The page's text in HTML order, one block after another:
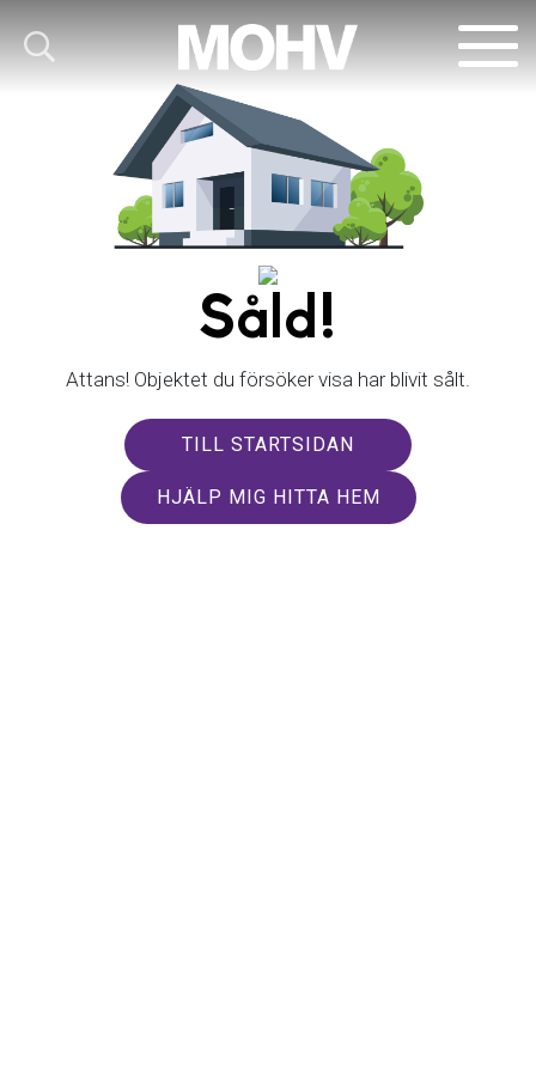
Såld!
Attans! Objektet du försöker visa har blivit sålt.
TILL STARTSIDAN
HJÄLP MIG HITTA HEM